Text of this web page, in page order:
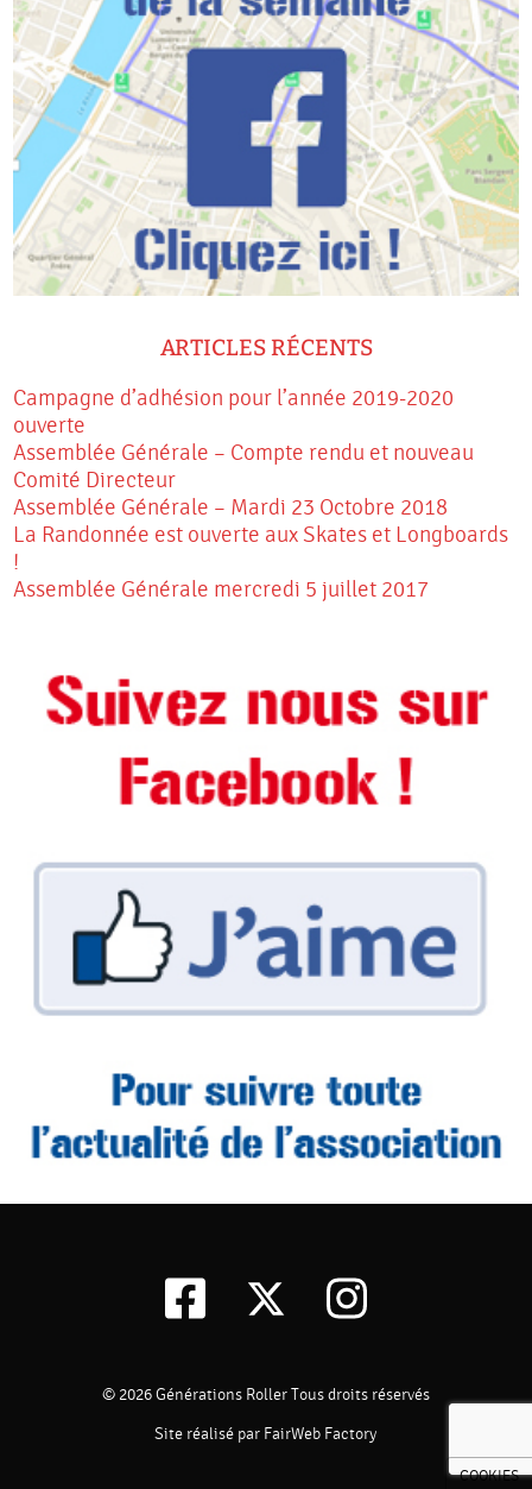
ARTICLES RÉCENTS
Campagne d’adhésion pour l’année 2019-2020
ouverte
Assemblée Générale – Compte rendu et nouveau
Comité Directeur
Assemblée Générale – Mardi 23 Octobre 2018
La Randonnée est ouverte aux Skates et Longboards
!
Assemblée Générale mercredi 5 juillet 2017
© 2026Générations RollerTous droits réservés
Site réalisé par FairWeb Factory